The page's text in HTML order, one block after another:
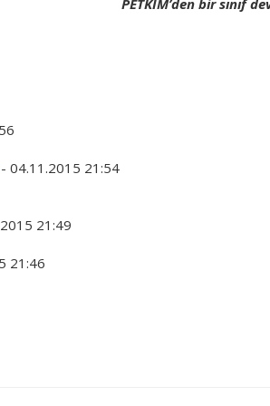
PETKİM’den bir sınıf
- 04.11.2015 21:54
21:49
21:46